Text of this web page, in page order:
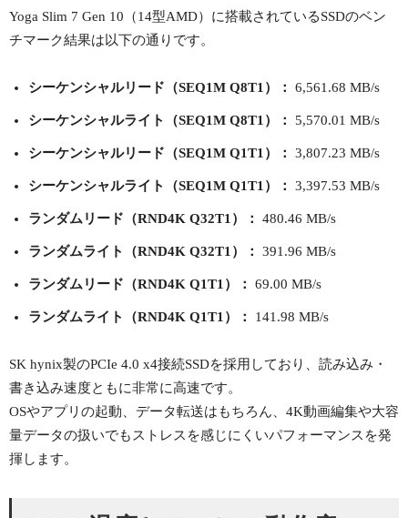
Yoga Slim 7 Gen 10（14型AMD）に搭載されているSSDのベン
チマーク結果は以下の通りです。
シーケンシャルリード（SEQ1M Q8T1）： 6,561.68 MB/s
シーケンシャルライト（SEQ1M Q8T1）： 5,570.01 MB/s
シーケンシャルリード（SEQ1M Q1T1）： 3,807.23 MB/s
シーケンシャルライト（SEQ1M Q1T1）： 3,397.53 MB/s
ランダムリード（RND4K Q32T1）： 480.46 MB/s
ランダムライト（RND4K Q32T1）： 391.96 MB/s
ランダムリード（RND4K Q1T1）： 69.00 MB/s
ランダムライト（RND4K Q1T1）： 141.98 MB/s
SK hynix製のPCIe 4.0 x4接続SSDを採用しており、読み込み・
書き込み速度ともに非常に高速です。
OSやアプリの起動、データ転送はもちろん、4K動画編集や大容
量データの扱いでもストレスを感じにくいパフォーマンスを発
揮します。